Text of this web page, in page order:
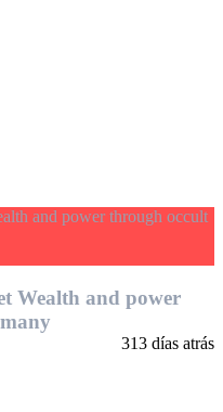
Wealth and power
313 días atrás